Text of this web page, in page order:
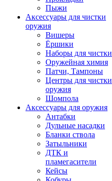
Пыжи
Аксессуары для чистки
оружия
Вишеры
Ёршики
Наборы для чистки
Оружейная химия
Патчи, Тампоны
Центры для чистки
оружия
Шомпола
Аксессуары для оружия
Антабки
Дульные насадки
Бланки ствола
Затыльники
ДТК и
пламегасители
Кейсы